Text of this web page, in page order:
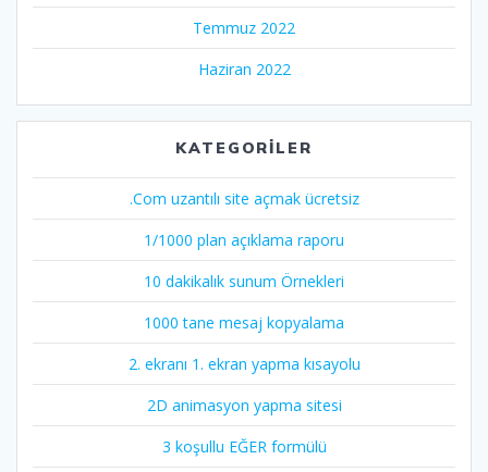
Temmuz 2022
Haziran 2022
KATEGORILER
.Com uzantılı site açmak ücretsiz
1/1000 plan açıklama raporu
10 dakikalık sunum Örnekleri
1000 tane mesaj kopyalama
2. ekranı 1. ekran yapma kısayolu
2D animasyon yapma sitesi
3 koşullu EĞER formülü